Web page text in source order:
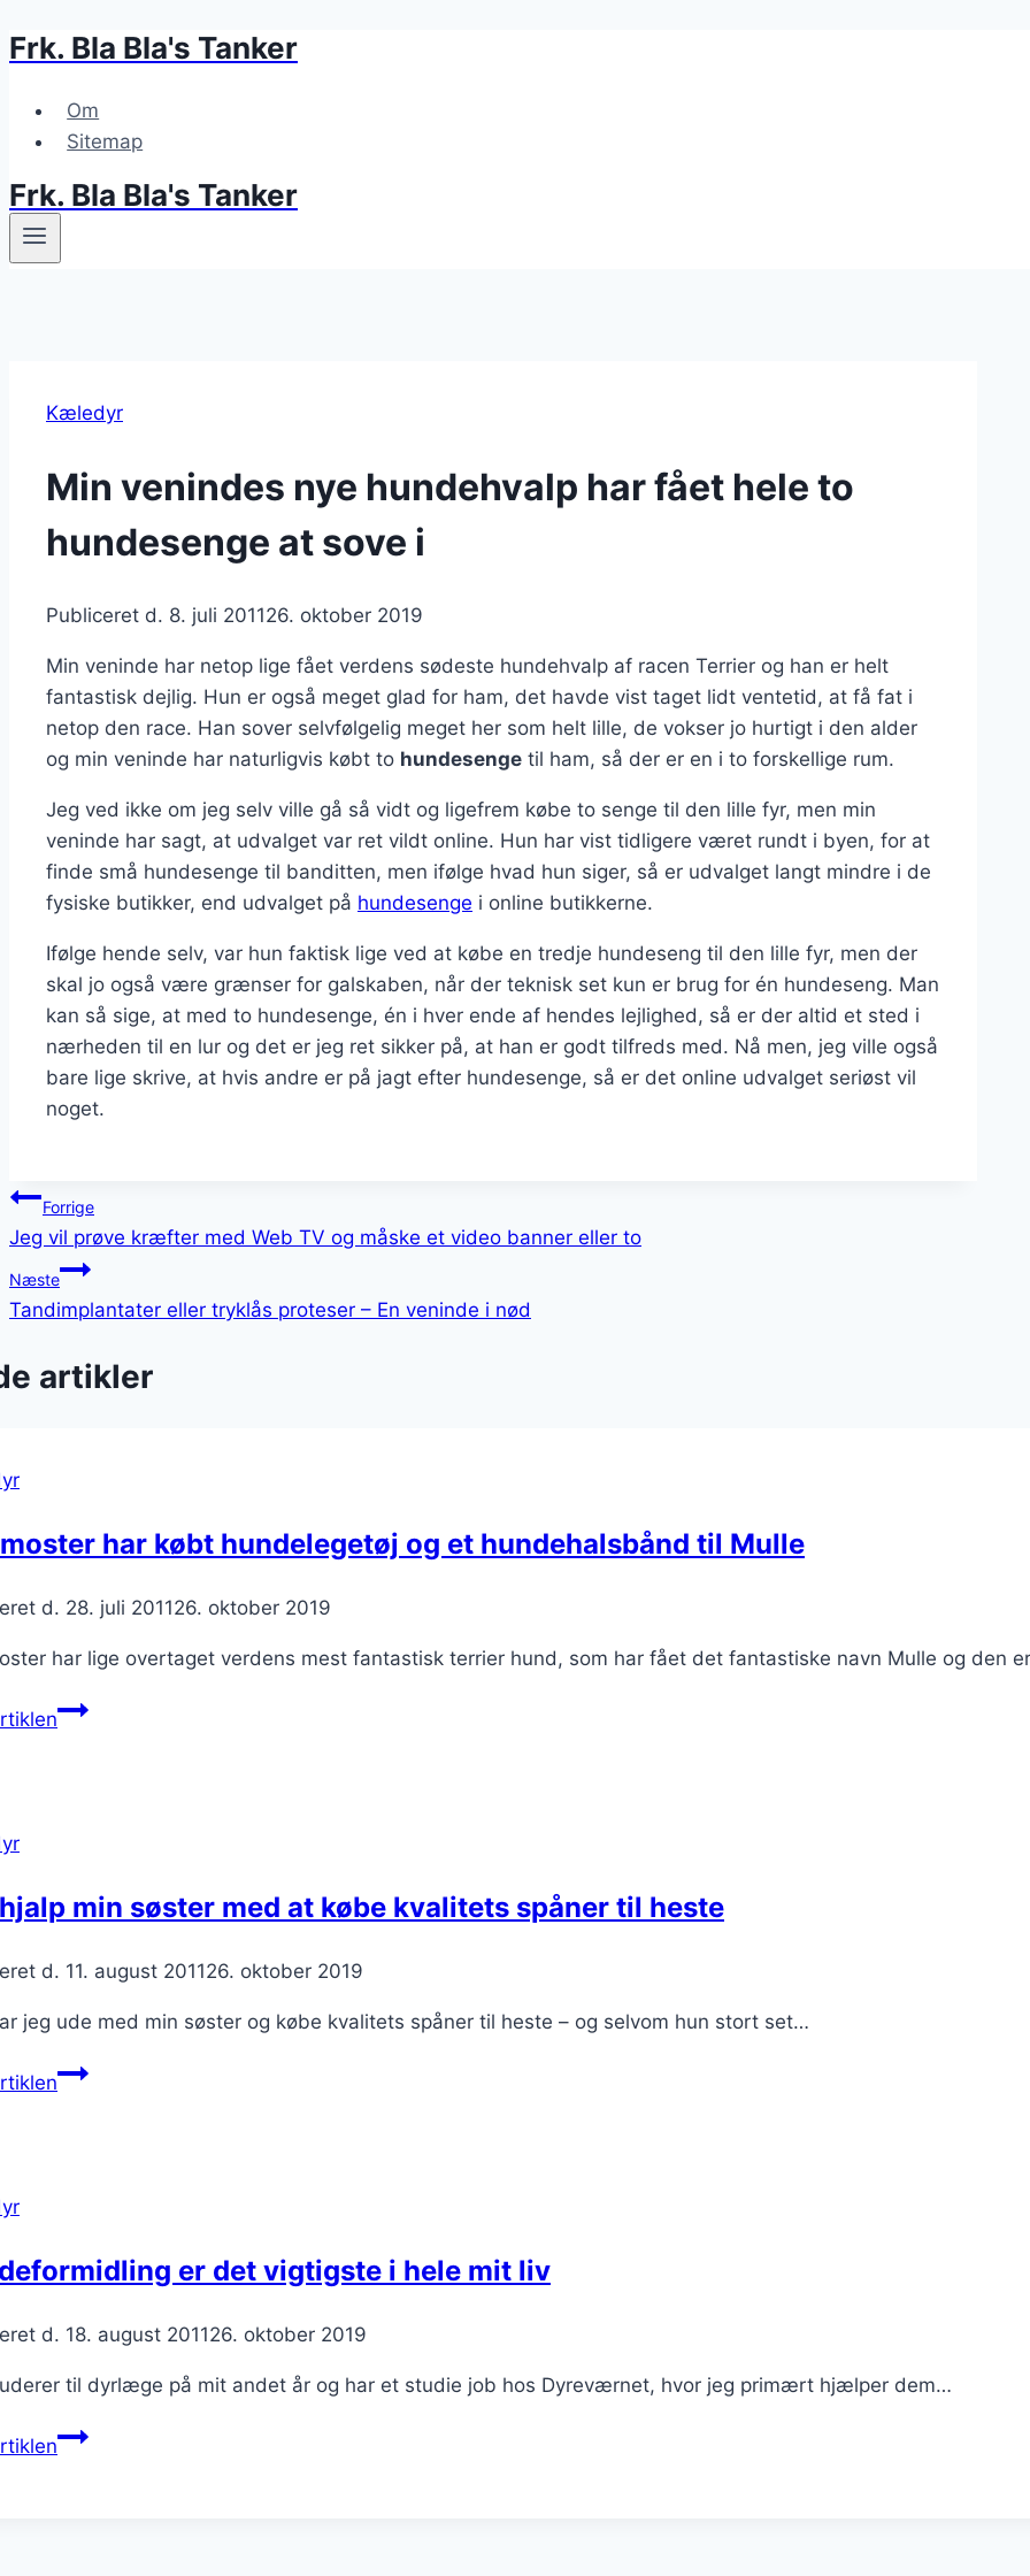
Fortsæt
indhold
Frk. Bla Bla's Tanker
Om
Sitemap
Frk. Bla Bla's Tanker
Kæledyr
Min venindes nye hundehvalp har fået hele to
hundesenge at sove i
Publiceret d. 8. juli 201126. oktober 2019
Min veninde har netop lige fået verdens sødeste hundehvalp af racen Terrier og han er helt
fantastisk dejlig. Hun er også meget glad for ham, det havde vist taget lidt ventetid, at få fat i
netop den race. Han sover selvfølgelig meget her som helt lille, de vokser jo hurtigt i den alder
og min veninde har naturligvis købt to hundesenge til ham, så der er en i to forskellige rum.
Jeg ved ikke om jeg selv ville gå så vidt og ligefrem købe to senge til den lille fyr, men min
veninde har sagt, at udvalget var ret vildt online. Hun har vist tidligere været rundt i byen, for at
finde små hundesenge til banditten, men ifølge hvad hun siger, så er udvalget langt mindre i de
fysiske butikker, end udvalget på hundesenge i online butikkerne.
Ifølge hende selv, var hun faktisk lige ved at købe en tredje hundeseng til den lille fyr, men der
skal jo også være grænser for galskaben, når der teknisk set kun er brug for én hundeseng. Man
kan så sige, at med to hundesenge, én i hver ende af hendes lejlighed, så er der altid et sted i
nærheden til en lur og det er jeg ret sikker på, at han er godt tilfreds med. Nå men, jeg ville også
bare lige skrive, at hvis andre er på jagt efter hundesenge, så er det online udvalget seriøst vil
noget.
Indlægsnavigation
Forrige
Jeg vil prøve kræfter med Web TV og måske et video banner eller to
Næste
Tandimplantater eller tryklås proteser – En veninde i nød
artikler
har købt hundelegetøj og et hundehalsbånd til Mulle
d. 28. juli 201126. oktober 2019
har lige overtaget verdens mest fantastisk terrier hund, som har fået det fantastiske navn Mulle og den
Min
hundehalsbånd
Mulle
min søster med at købe kvalitets spåner til heste
d. 11. august 201126. oktober 2019
jeg ude med min søster og købe kvalitets spåner til heste – og selvom hun stort set…
Jeg
købe
kvalitets
heste
er det vigtigste i hele mit liv
d. 18. august 201126. oktober 2019
til dyrlæge på mit andet år og har et studie job hos Dyreværnet, hvor jeg primært hjælper dem…
Hundeformidling